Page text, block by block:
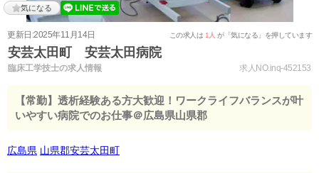
気になる
更新日:2025年11月14日 この求人は 1人 が「気になる」を押しています
安芸太田町 安芸太田病院
臨床工学技士の求人情報 求人NO.inq-452153
【常勤】透析経験ある方大歓迎！ワークライフバランスが叶
いやすい病院でのお仕事＠広島県山県郡
広島県 山県郡安芸太田町